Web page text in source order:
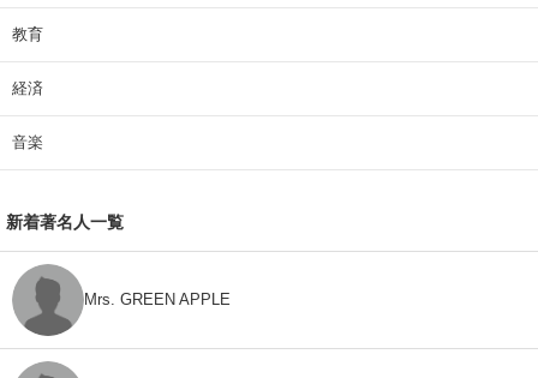
教育
経済
音楽
新着著名人一覧
Mrs. GREEN APPLE